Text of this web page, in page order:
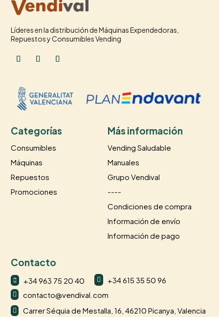
Líderes en la distribución de Máquinas Expendedoras,
Repuestos y Consumibles Vending
Categorías
Consumibles
Máquinas
Repuestos
Promociones
Más información
Vending Saludable
Manuales
Grupo Vendival
----
Condiciones de compra
Información de envío
Información de pago
Contacto
 +34 963 75 20 40  +34 615 35 50 96
 contacto@vendival.com
 Carrer Séquia de Mestalla, 16, 46210 Picanya, Valencia